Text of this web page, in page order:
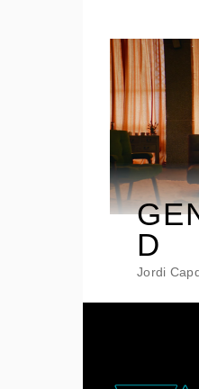
D
Jordi